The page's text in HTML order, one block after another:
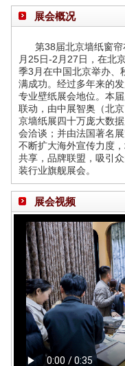
参展联络
展会概况
第38届北京墙纸窗帘
月25日-2月27日，在北
季3月在中国北京举办、
满成功。经过多年来的
专业壁纸展会地位。本
联动，由中展智奥（北
京墙纸展四十万庞大数
会洽谈；并由法国著名
不断扩大海外宣传力度
共享，品牌联盟，吸引
装行业旗舰展会。
展会视频